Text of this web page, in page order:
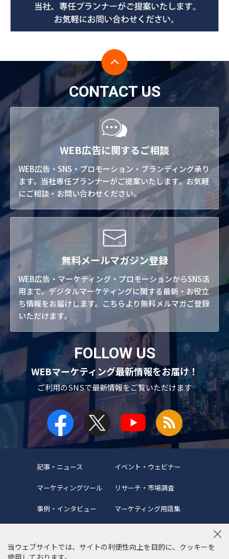
CONTACT US
WEB広告に関するご相談
WEB広告・SNS・プロモーション・ブランディング承り
ます。当社専任プランナーがご提案いたします。お気軽
にご相談・お問い合わせください。
無料メールマガジン登録
WEB広告・マーケティング・プロモーションからSNS活
用まで。デジタルマーケティングに関する最新・お役立
ち情報をお届けします。こちらより無料メルマガご登録
いただけます。
FOLLOW US
WEBマーケティング最新情報をお届け！
ご利用のSNSで最新情報をご覧いただけます
記事・ニュース イベント・ウェビナー
マーケティングツール リサーチ・市場調査
事例・インタビュー マーケティング用語集
当ウェブサイトでは、サイトの利便性向上を目的に、クッキーを
使用しております。